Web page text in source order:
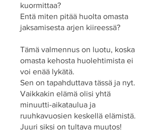
kuormittaa?
Entä miten pitää huolta omasta
jaksamisesta arjen kiireessä?
Tämä valmennus on luotu, koska
omasta kehosta huolehtimista ei
voi enää lykätä.
Sen on tapahduttava tässä ja nyt.
Vaikkakin elämä olisi yhtä
minuutti-aikataulua ja
ruuhkavuosien keskellä elämistä.
Juuri siksi on tultava muutos!